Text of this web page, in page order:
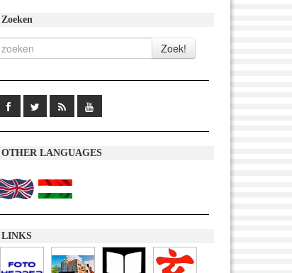
Zoeken
OTHER LANGUAGES
LINKS